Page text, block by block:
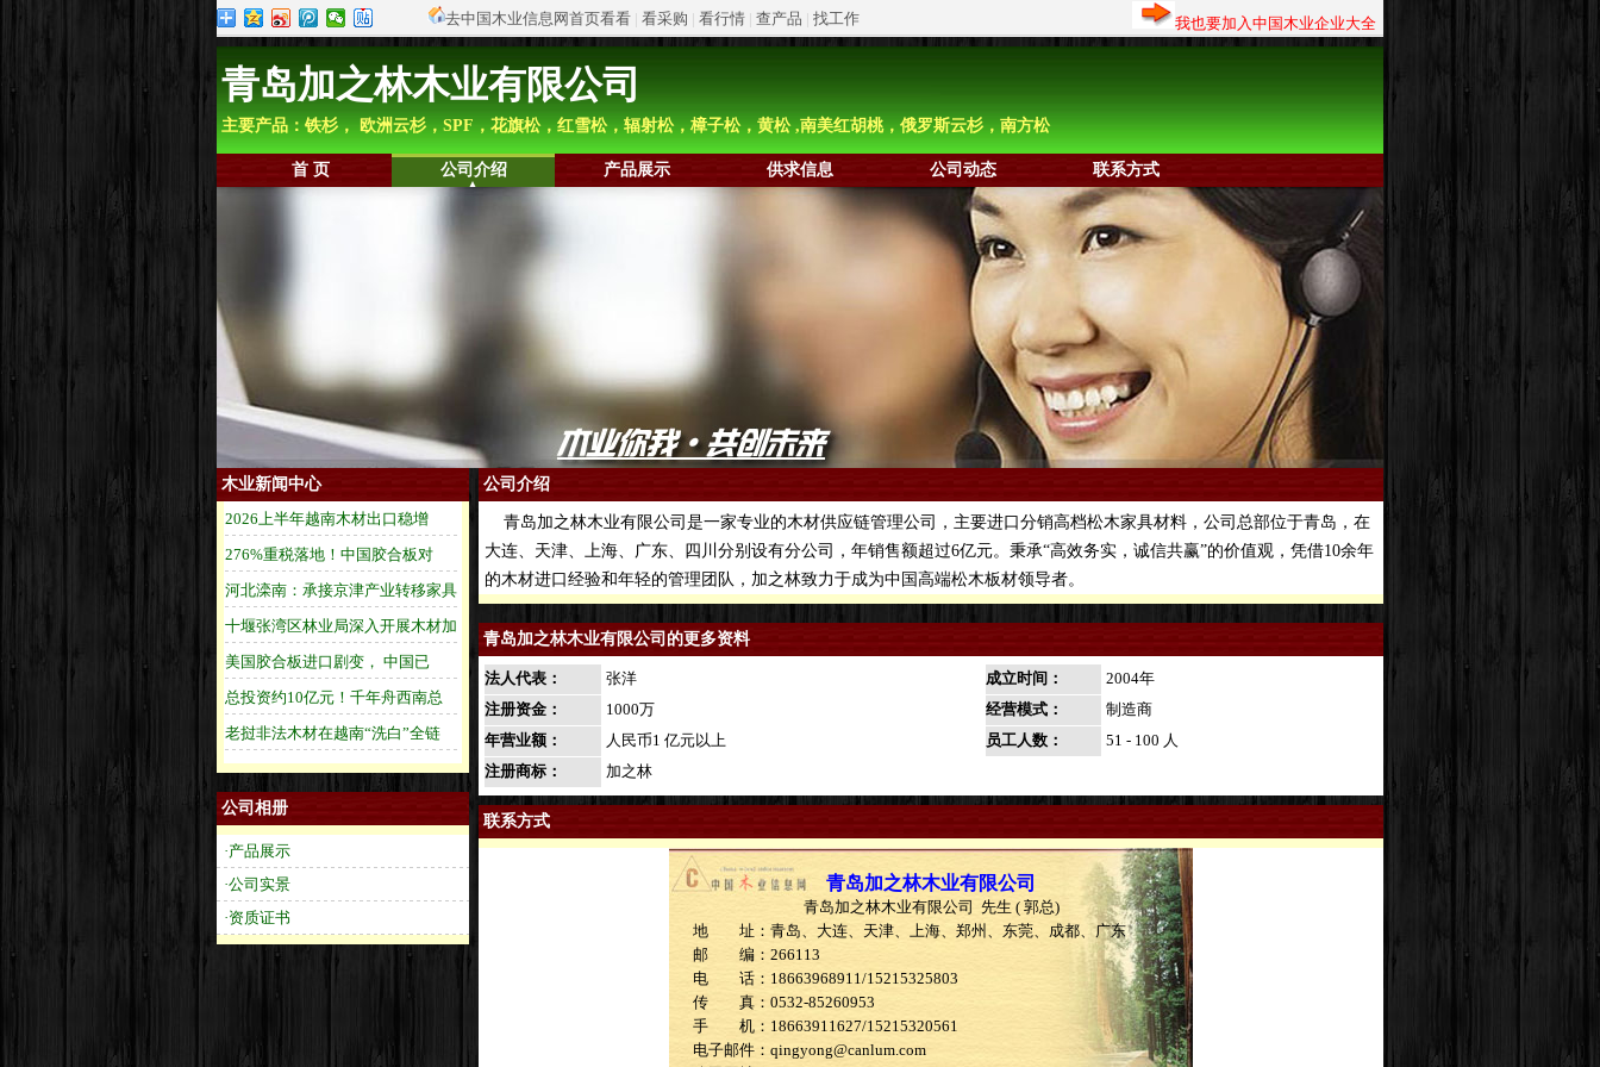
去中国木业信息网首页看看 | 看采购 | 看行情 | 查产品 | 找工作 我也要加入中国木业企业大全
青岛加之林木业有限公司
主要产品：铁杉， 欧洲云杉，SPF，花旗松，红雪松，辐射松，樟子松，黄松 ,南美红胡桃，俄罗斯云杉，南方松
首 页 公司介绍 产品展示 供求信息 公司动态 联系方式
木业新闻中心
公司相册
·产品展示
·公司实景
·资质证书
公司介绍
青岛加之林木业有限公司是一家专业的木材供应链管理公司，主要进口分销高档松木家具材料，公司总部位于青岛，在
大连、天津、上海、广东、四川分别设有分公司，年销售额超过6亿元。秉承“高效务实，诚信共赢”的价值观，凭借10余年
的木材进口经验和年轻的管理团队，加之林致力于成为中国高端松木板材领导者。
青岛加之林木业有限公司的更多资料
法人代表： 张洋 成立时间：
2004年
注册资金：
1000万 经营模式：
制造商
年营业额：
人民币1 亿元以上 员工人数：
51 - 100 人
注册商标：
加之林
联系方式
青岛加之林木业有限公司
青岛加之林木业有限公司 先生 ( 郭总)
地 址：青岛、大连、天津、上海、郑州、东莞、成都、广东
邮 编：266113
电 话：18663968911/15215325803
传 真：0532-85260953
手 机：18663911627/15215320561
电子邮件：qingyong@canlum.com